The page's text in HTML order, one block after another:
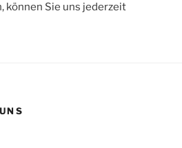
können Sie uns jederzeit